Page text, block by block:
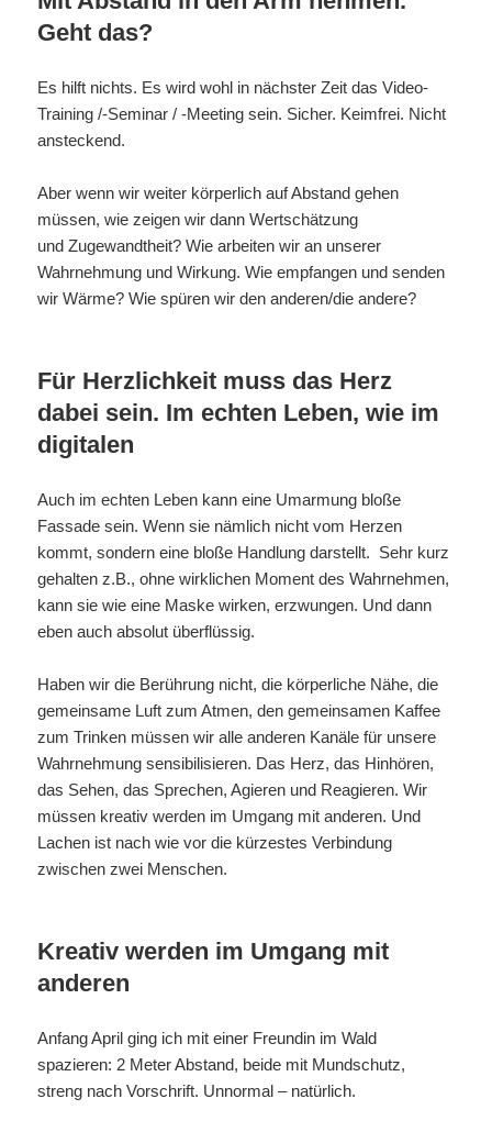
Geht das?
Es hilft nichts. Es wird wohl in nächster Zeit das Video-
Training /-Seminar / -Meeting sein. Sicher. Keimfrei. Nicht
ansteckend.
Aber wenn wir weiter körperlich auf Abstand gehen
müssen, wie zeigen wir dann Wertschätzung
und Zugewandtheit? Wie arbeiten wir an unserer
Wahrnehmung und Wirkung. Wie empfangen und senden
wir Wärme? Wie spüren wir den anderen/die andere?
Für Herzlichkeit muss das Herz
dabei sein. Im echten Leben, wie im
digitalen
Auch im echten Leben kann eine Umarmung bloße
Fassade sein. Wenn sie nämlich nicht vom Herzen
kommt, sondern eine bloße Handlung darstellt. Sehr kurz
gehalten z.B., ohne wirklichen Moment des Wahrnehmen,
kann sie wie eine Maske wirken, erzwungen. Und dann
eben auch absolut überflüssig.
Haben wir die Berührung nicht, die körperliche Nähe, die
gemeinsame Luft zum Atmen, den gemeinsamen Kaffee
zum Trinken müssen wir alle anderen Kanäle für unsere
Wahrnehmung sensibilisieren. Das Herz, das Hinhören,
das Sehen, das Sprechen, Agieren und Reagieren. Wir
müssen kreativ werden im Umgang mit anderen. Und
Lachen ist nach wie vor die kürzestes Verbindung
zwischen zwei Menschen.
Kreativ werden im Umgang mit
anderen
Anfang April ging ich mit einer Freundin im Wald
spazieren: 2 Meter Abstand, beide mit Mundschutz,
streng nach Vorschrift. Unnormal – natürlich.